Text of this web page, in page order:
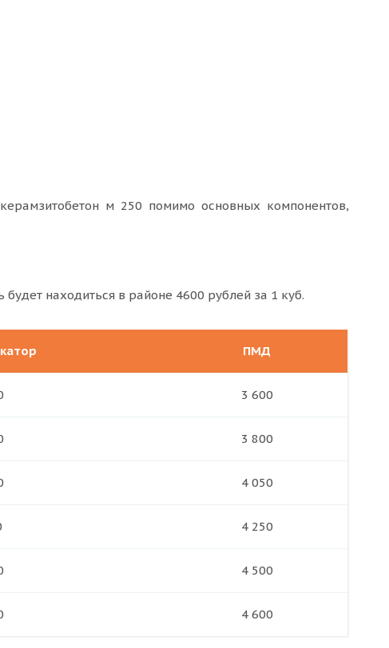
м 250 помимо основных компонентов,
находиться в районе 4600 рублей за 1 куб.
ПМД
3 600
3 800
4 050
4 250
4 500
4 600